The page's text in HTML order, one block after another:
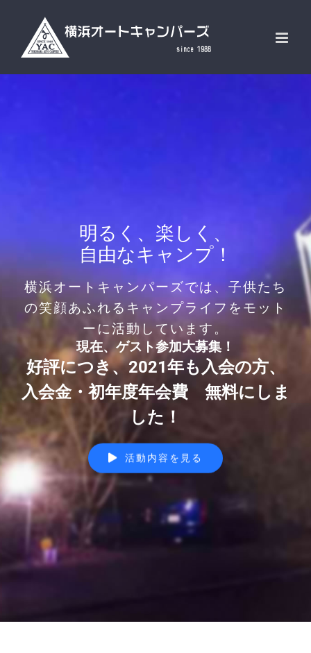
content
明るく、楽しく、
自由なキャンプ！
横浜オートキャンパーズでは、子供たち
の笑顔あふれるキャンプライフをモット
ーに活動しています。
現在、ゲスト参加大募集！
好評につき、2021年も入会の方、
入会金・初年度年会費 無料にしま
した！
活動内容を見る